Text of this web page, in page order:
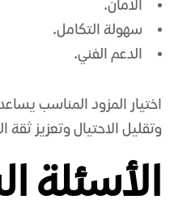
الأمان.
سهولة التكامل.
الدعم الفني.
اختيار المزود المناسب
وتقليل الاحتيال وتعزيز ثقة
الأسئلة